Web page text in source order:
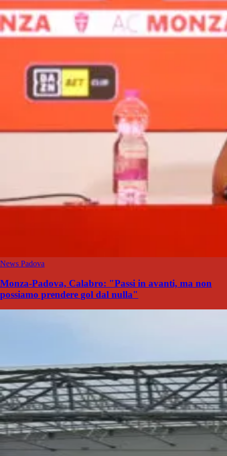
News Padova
Monza-Padova, Calabro: "Passi in avanti, ma non
possiamo prendere gol dal nulla"